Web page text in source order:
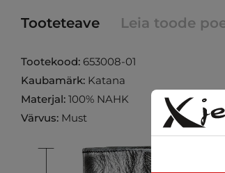
Tooteteave Leia toode
Tootekood: 653008-01
Kaubamärk: Katana
Materjal: 100% NAHK
Värvus: Must